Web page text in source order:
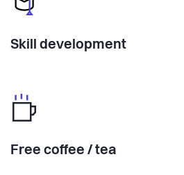
Skill development
Free coffee / tea